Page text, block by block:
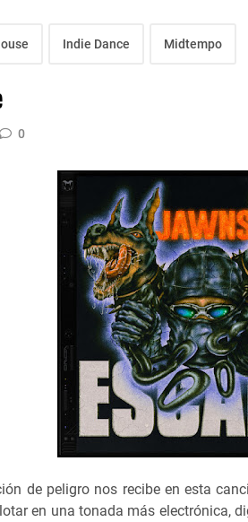
Indie Dance Midtempo
0
de peligro nos recibe en esta
en una tonada más electrónica,